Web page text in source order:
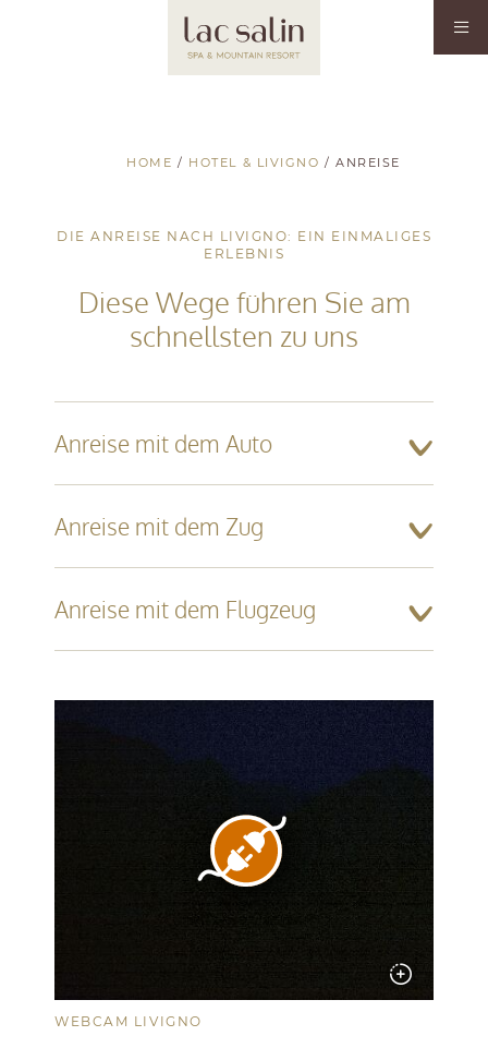
HOME/ HOTEL & LIVIGNO/ANREISE
DIE ANREISE NACH LIVIGNO: EIN EINMALIGES
ERLEBNIS
Diese Wege führen Sie am
schnellsten zu uns
Anreise mit dem Auto
Anreise mit dem Zug
Anreise mit dem Flugzeug
WEBCAM LIVIGNO